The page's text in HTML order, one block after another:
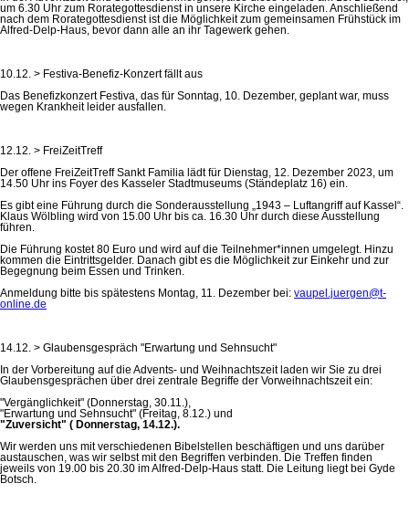
um 6.30 Uhr zum Rorategottesdienst in unsere Kirche eingeladen. Anschließend
nach dem Rorategottesdienst ist die Möglichkeit zum gemeinsamen Frühstück im
Alfred-Delp-Haus, bevor dann alle an ihr Tagewerk gehen.
10.12. > Festiva-Benefiz-Konzert fällt aus
Das Benefizkonzert Festiva, das für Sonntag, 10. Dezember, geplant war, muss
wegen Krankheit leider ausfallen.
12.12. > FreiZeitTreff
Der offene FreiZeitTreff Sankt Familia lädt für Dienstag, 12. Dezember 2023, um
14.50 Uhr ins Foyer des Kasseler Stadtmuseums (Ständeplatz 16) ein.
Es gibt eine Führung durch die Sonderausstellung „1943 – Luftangriff auf Kassel“.
Klaus Wölbling wird von 15.00 Uhr bis ca. 16.30 Uhr durch diese Ausstellung
führen.
Die Führung kostet 80 Euro und wird auf die Teilnehmer*innen umgelegt. Hinzu
kommen die Eintrittsgelder. Danach gibt es die Möglichkeit zur Einkehr und zur
Begegnung beim Essen und Trinken.
Anmeldung bitte bis spätestens Montag, 11. Dezember bei: vaupel.juergen@t-
online.de
14.12. > Glaubensgespräch "Erwartung und Sehnsucht"
In der Vorbereitung auf die Advents- und Weihnachtszeit laden wir Sie zu drei
Glaubensgesprächen über drei zentrale Begriffe der Vorweihnachtszeit ein:
"Vergänglichkeit" (Donnerstag, 30.11.),
"Erwartung und Sehnsucht" (Freitag, 8.12.) und
"Zuversicht" ( Donnerstag, 14.12.).
Wir werden uns mit verschiedenen Bibelstellen beschäftigen und uns darüber
austauschen, was wir selbst mit den Begriffen verbinden. Die Treffen finden
jeweils von 19.00 bis 20.30 im Alfred-Delp-Haus statt. Die Leitung liegt bei Gyde
Botsch.